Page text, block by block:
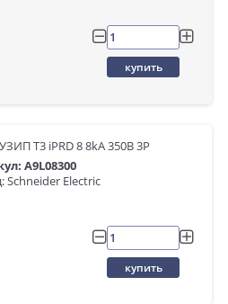
купить
Т3 iPRD 8 8kA 350В 3P
A9L08300
Schneider Electric
купить